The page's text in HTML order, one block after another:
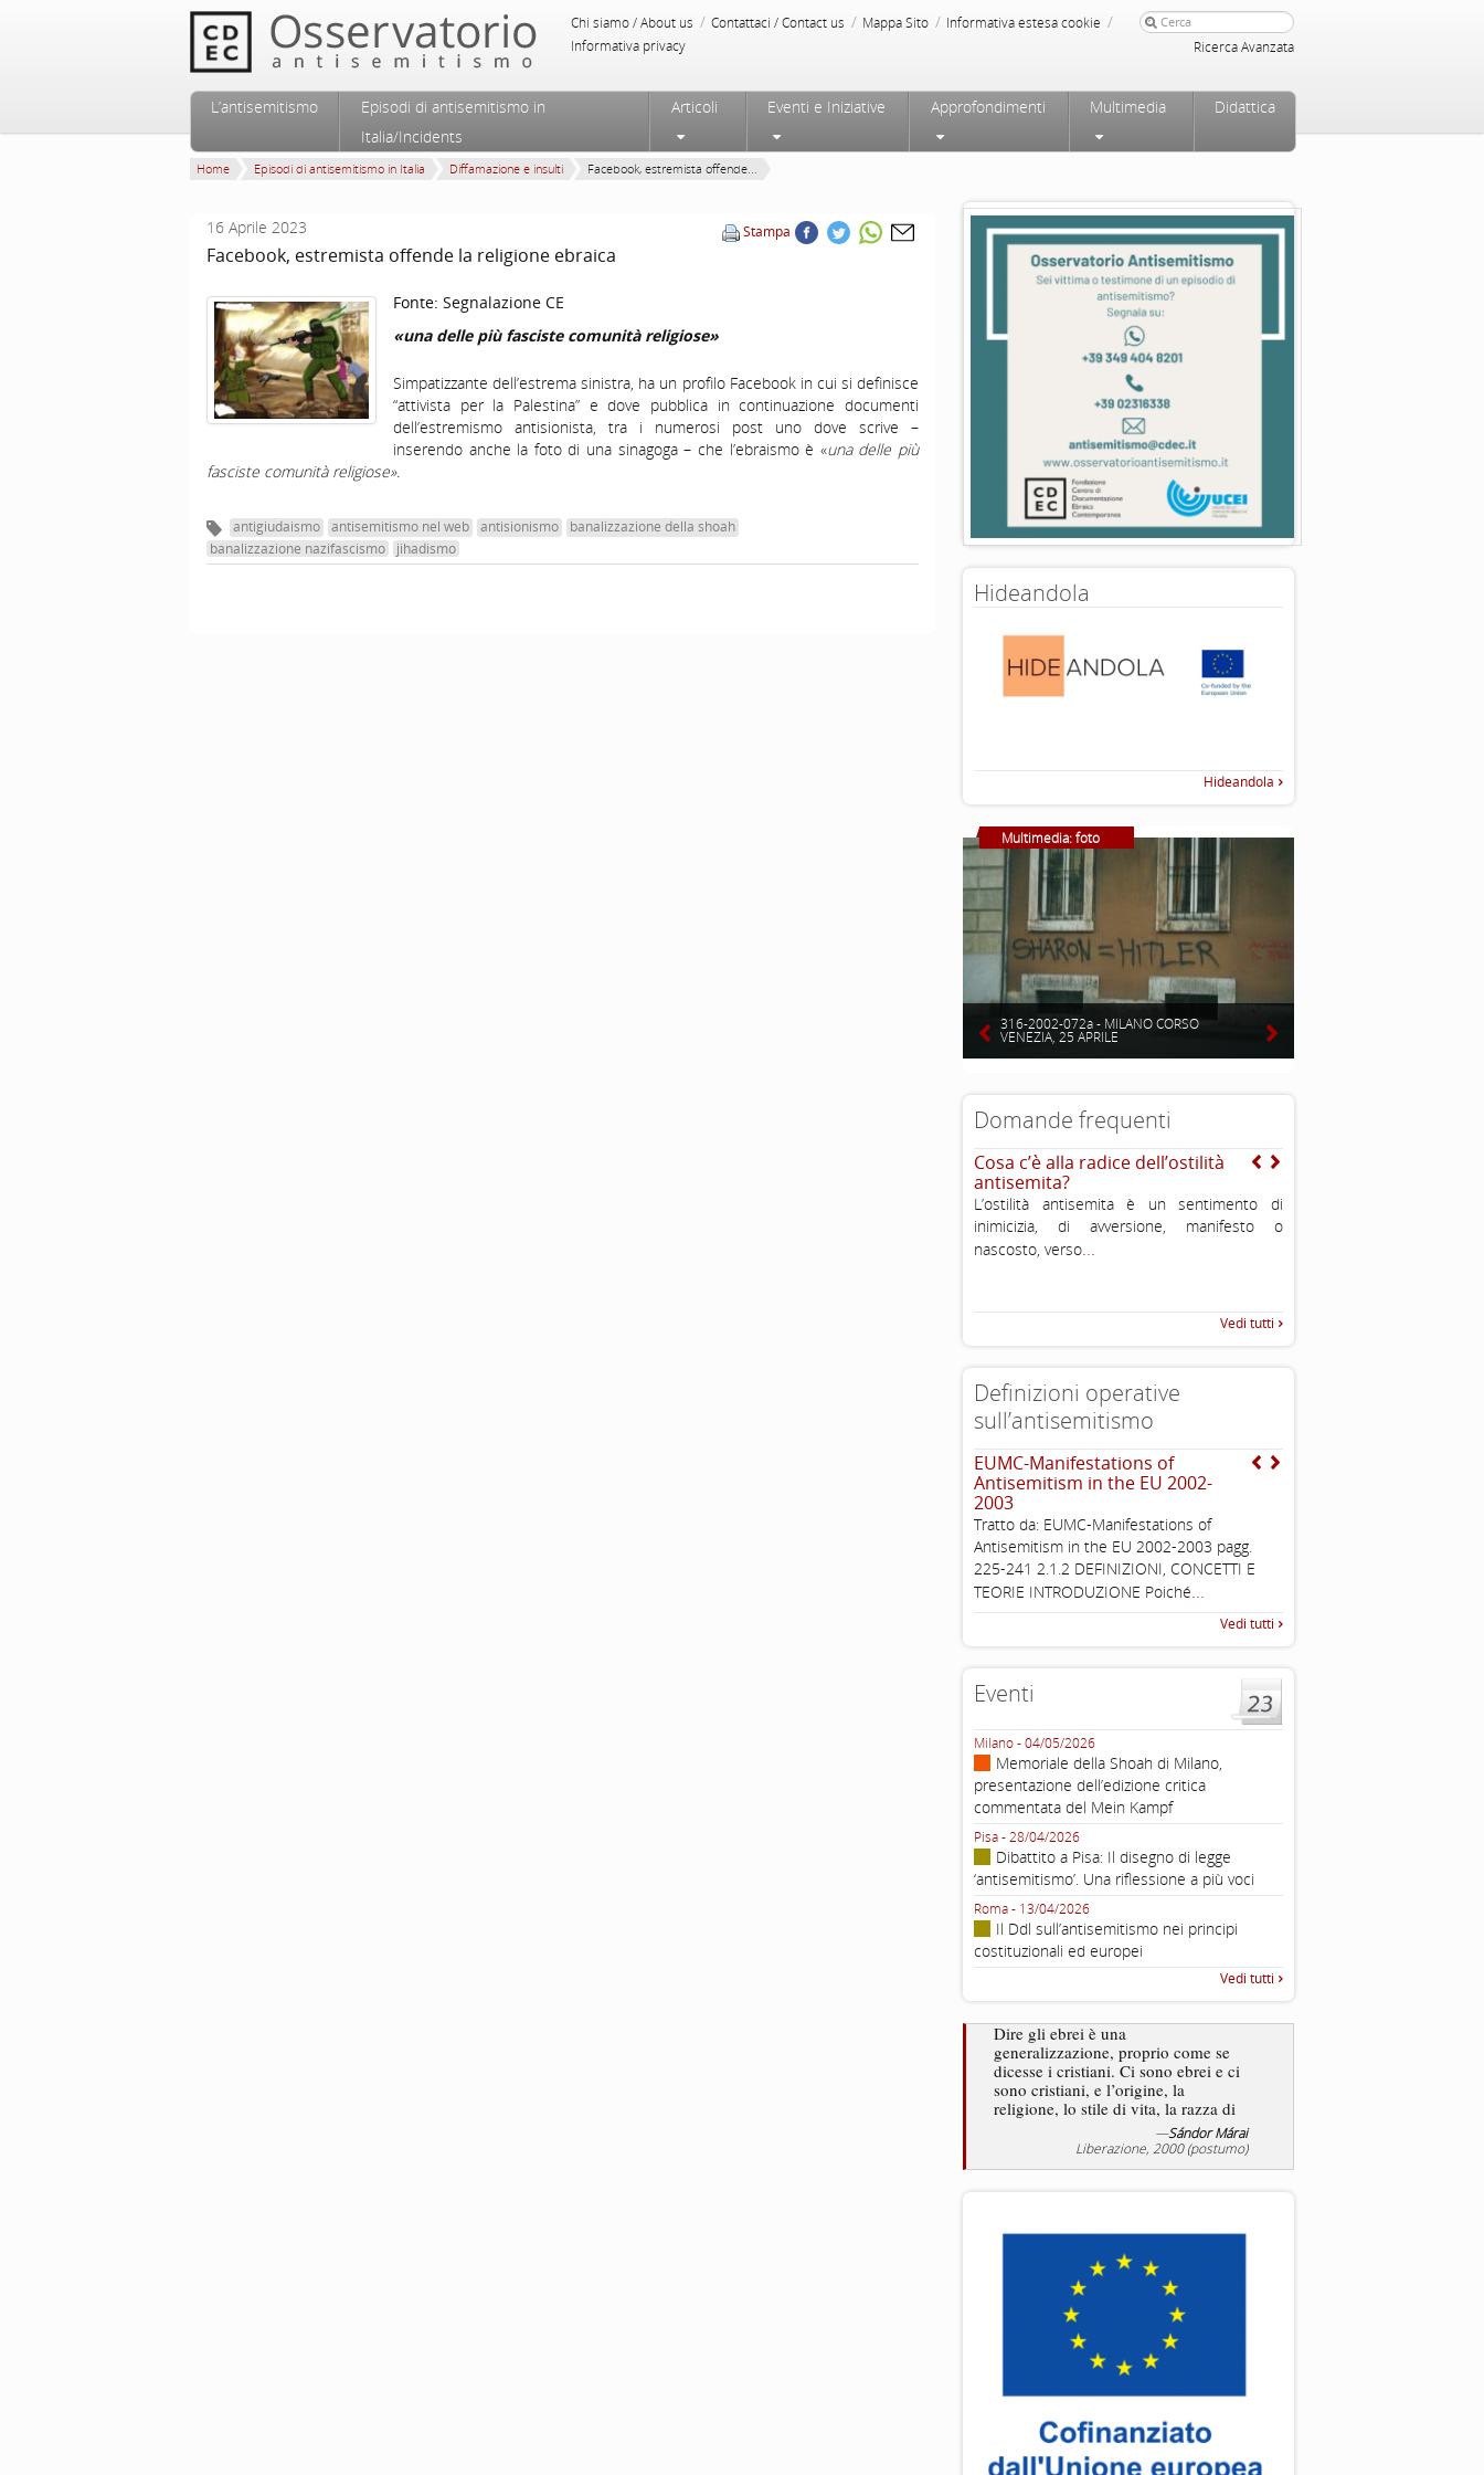
Chi siamo / About us / Contattaci / Contact us / Mappa Sito / Informativa estesa cookie /
Informativa privacy Ricerca Avanzata
Menu principale
Vai al contenuto principale
Vai al contenuto secondario
L’antisemitismo
Episodi di antisemitismo in
Italia/Incidents
Articoli Eventi e Iniziative Approfondimenti Multimedia Didattica
Home Episodi di antisemitismo in Italia Diffamazione e insulti Facebook, estremista offende...
Stampa
16 Aprile 2023
Facebook, estremista offende la religione ebraica
Fonte: Segnalazione CE
«una delle più fasciste comunità religiose»
Simpatizzante dell’estrema sinistra, ha un profilo Facebook in cui si definisce
“attivista per la Palestina” e dove pubblica in continuazione documenti
dell’estremismo antisionista, tra i numerosi post uno dove scrive –
inserendo anche la foto di una sinagoga – che l’ebraismo è «una delle più
fasciste comunità religiose».
antigiudaismo antisemitismo nel web antisionismo
banalizzazione della shoah
banalizzazione nazifascismo
jihadismo
Hideandola
Hideandola
Multimedia: foto
316-2002-072a - MILANO CORSO
VENEZIA, 25 APRILE
Domande frequenti
Cosa c’è alla radice dell’ostilità
antisemita?
L’ostilità antisemita è un sentimento di
inimicizia, di avversione, manifesto o
nascosto, verso...
Vedi tutti
Definizioni operative
sull’antisemitismo
EUMC-Manifestations of
Antisemitism in the EU 2002-
2003
Tratto da: EUMC-Manifestations of
Antisemitism in the EU 2002-2003 pagg.
225-241 2.1.2 DEFINIZIONI, CONCETTI E
TEORIE INTRODUZIONE Poiché...
Vedi tutti
Eventi
Milano - 04/05/2026
Memoriale della Shoah di Milano,
presentazione dell’edizione critica
commentata del Mein Kampf
Pisa - 28/04/2026
Dibattito a Pisa: Il disegno di legge
‘antisemitismo’. Una riflessione a più voci
Roma - 13/04/2026
Il Ddl sull’antisemitismo nei principi
costituzionali ed europei
Vedi tutti
Dire gli ebrei è una
generalizzazione, proprio come se
dicesse i cristiani. Ci sono ebrei e ci
sono cristiani, e l’origine, la
religione, lo stile di vita, la razza di
sicuro comportano tanti tratti...
—Sándor Márai
Liberazione, 2000 (postumo)